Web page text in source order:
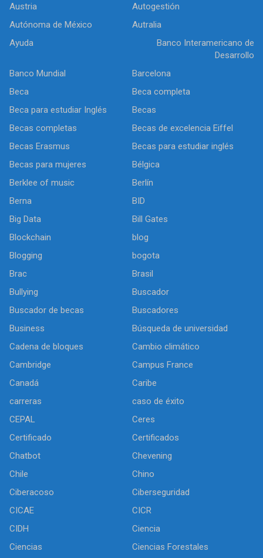
Austria
Autogestión
Autónoma de México
Autralia
Ayuda
Banco Interamericano de
Desarrollo
Banco Mundial
Barcelona
Beca
Beca completa
Beca para estudiar Inglés
Becas
Becas completas
Becas de excelencia Eiffel
Becas Erasmus
Becas para estudiar inglés
Becas para mujeres
Bélgica
Berklee of music
Berlín
Berna
BID
Big Data
Bill Gates
Blockchain
blog
Blogging
bogota
Brac
Brasil
Bullying
Buscador
Buscador de becas
Buscadores
Business
Búsqueda de universidad
Cadena de bloques
Cambio climático
Cambridge
Campus France
Canadá
Caribe
carreras
caso de éxito
CEPAL
Ceres
Certificado
Certificados
Chatbot
Chevening
Chile
Chino
Ciberacoso
Ciberseguridad
CICAE
CICR
CIDH
Ciencia
Ciencias
Ciencias Forestales